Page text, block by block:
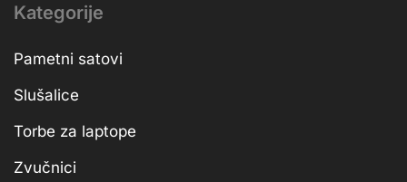
Kategorije
Pametni satovi
Slušalice
Torbe za laptope
Zvučnici